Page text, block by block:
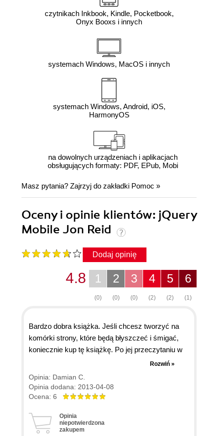
czytnikach Inkbook, Kindle, Pocketbook,
Onyx Booxs i innych
systemach Windows, MacOS i innych
systemach Windows, Android, iOS,
HarmonyOS
na dowolnych urządzeniach i aplikacjach
obsługujących formaty: PDF, EPub, Mobi
Masz pytania? Zajrzyj do zakładki Pomoc »
Oceny i opinie klientów: jQuery
Mobile Jon Reid
Dodaj opinię
6
(1)
5
(2)
4
(2)
3
(0)
2
(0)
1
(0)
4.8
Bardzo dobra książka. Jeśli chcesz tworzyć na
komórki strony, które będą błyszczeć i śmigać,
koniecznie kup tę książkę. Po jej przeczytaniu w
ciągu niecałej godziny stworzyłem prototyp
swojego bloga - aż musiałem sprawdzić pasek
adresu w przeglądarce, żeby upewnić się, czy aby
na pewno nie trafiłem na jakiś amerykański e-
starannym opisem co i jak działa. Jeżeli ktoś
chciałby sięgnąć po aktualną wiedzę, wystarczy
Rozwiń »
Opinia: Damian C.
Opinia dodana: 2013-04-08
Ocena: 6
Opinia
niepotwierdzona
zakupem